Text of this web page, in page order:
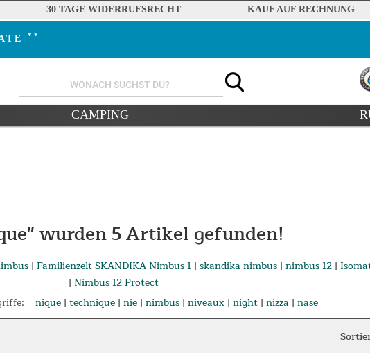
30 TAGE WIDERRUFSRECHT KAUF AUF RECHNUNG
**
CAMPING
wurden5Artikel gefunden!
| Familienzelt SKANDIKA Nimbus 1| skandika nimbus| nimbus 12|
| Nimbus 12 Protect
nique| technique| nie| nimbus| niveaux| night| nizza| nase